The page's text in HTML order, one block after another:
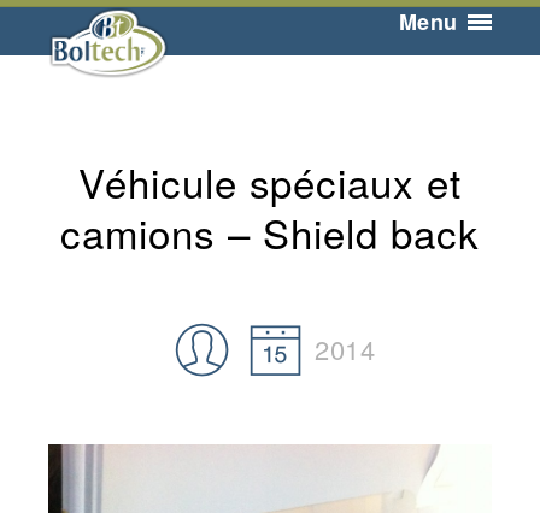
Menu
Véhicule spéciaux et
camions – Shield back
2014